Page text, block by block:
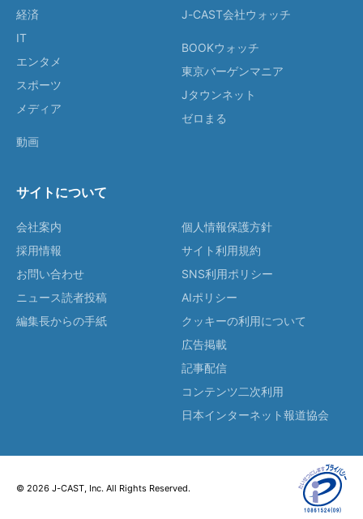
経済
IT
エンタメ
スポーツ
メディア
動画
J-CAST会社ウォッチ
BOOKウォッチ
東京バーゲンマニア
Jタウンネット
ゼロまる
サイトについて
会社案内
採用情報
お問い合わせ
ニュース読者投稿
編集長からの手紙
個人情報保護方針
サイト利用規約
SNS利用ポリシー
AIポリシー
クッキーの利用について
広告掲載
記事配信
コンテンツ二次利用
日本インターネット報道協会
© 2026 J-CAST, Inc. All Rights Reserved.